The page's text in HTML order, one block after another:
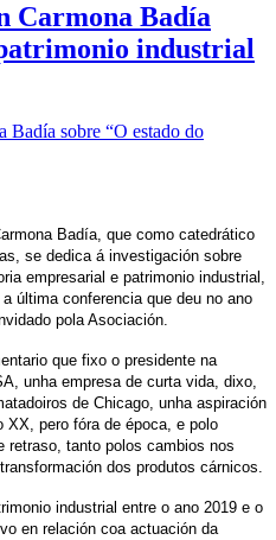
Carmona Badía
industrial
Badía, que como catedrático
se dedica á investigación sobre
empresarial e patrimonio industrial,
última conferencia que deu no ano
pola Asociación.
que fixo o presidente na
unha empresa de curta vida, dixo,
de Chicago, unha aspiración
XX, pero fóra de época, e polo
retraso, tanto polos cambios nos
dos produtos cárnicos.
industrial entre o ano 2019 e o
en relación coa actuación da